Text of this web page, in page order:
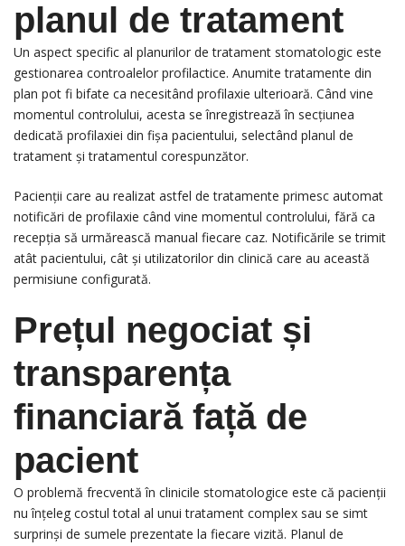
planul de tratament
Un aspect specific al planurilor de tratament stomatologic este
gestionarea controalelor profilactice. Anumite tratamente din
plan pot fi bifate ca necesitând profilaxie ulterioară. Când vine
momentul controlului, acesta se înregistrează în secțiunea
dedicată profilaxiei din fișa pacientului, selectând planul de
tratament și tratamentul corespunzător.
Pacienții care au realizat astfel de tratamente primesc automat
notificări de profilaxie când vine momentul controlului, fără ca
recepția să urmărească manual fiecare caz. Notificările se trimit
atât pacientului, cât și utilizatorilor din clinică care au această
permisiune configurată.
Prețul negociat și
transparența
financiară față de
pacient
O problemă frecventă în clinicile stomatologice este că pacienții
nu înțeleg costul total al unui tratament complex sau se simt
surprinși de sumele prezentate la fiecare vizită. Planul de